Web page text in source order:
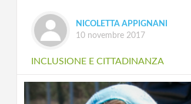
NICOLETTA APPIGNANI
10 novembre 2017
INCLUSIONE E CITTADINANZA